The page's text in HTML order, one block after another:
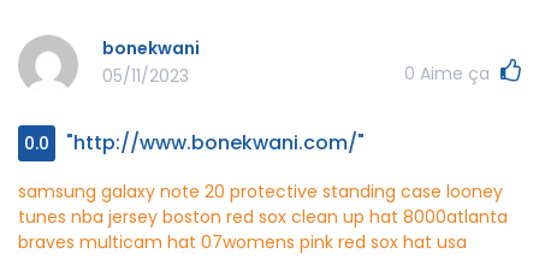
bonekwani
05/11/2023
0 Aime ça
0.0 "http://www.bonekwani.com/"
samsung galaxy note 20 protective standing case looney
tunes nba jersey boston red sox clean up hat 8000atlanta
braves multicam hat 07womens pink red sox hat usa